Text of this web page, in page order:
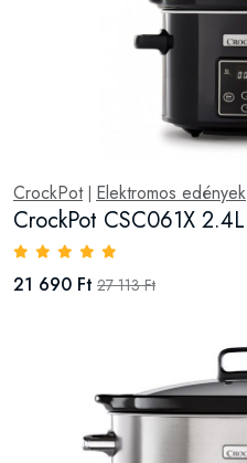
CrockPot| Elektromos edények
CrockPot CSC061X 2.4L
21 690 Ft 27 113 Ft